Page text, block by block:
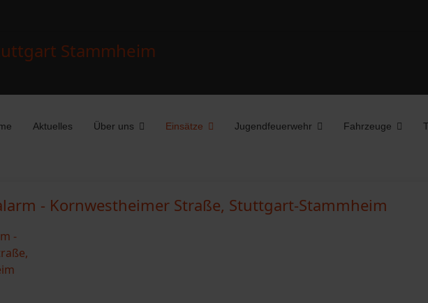
Aktuelles Über uns Einsätze Jugendfeuerwehr Fahrzeuge
- Kornwestheimer Straße, Stuttgart-Stammheim